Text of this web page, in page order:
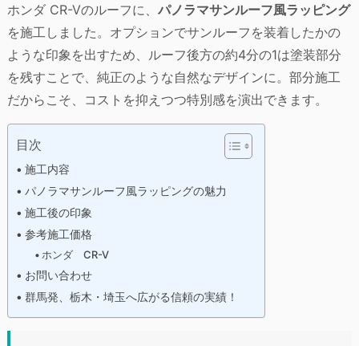
ホンダ CR-Vのルーフに、 パノラマサンルーフ風ラッピング
を施工しました。オプションでサンルーフを装着したかの
ような印象を出すため、ルーフ後方の約4分の1は塗装部分
を残すことで、純正のような自然なデザインに。部分施工
だからこそ、コストを抑えつつ特別感を演出できます。
目次
施工内容
パノラマサンルーフ風ラッピングの魅力
施工後の印象
参考施工価格
ホンダ CR-V
お問い合わせ
群馬発、栃木・埼玉へ広がる信頼の実績！